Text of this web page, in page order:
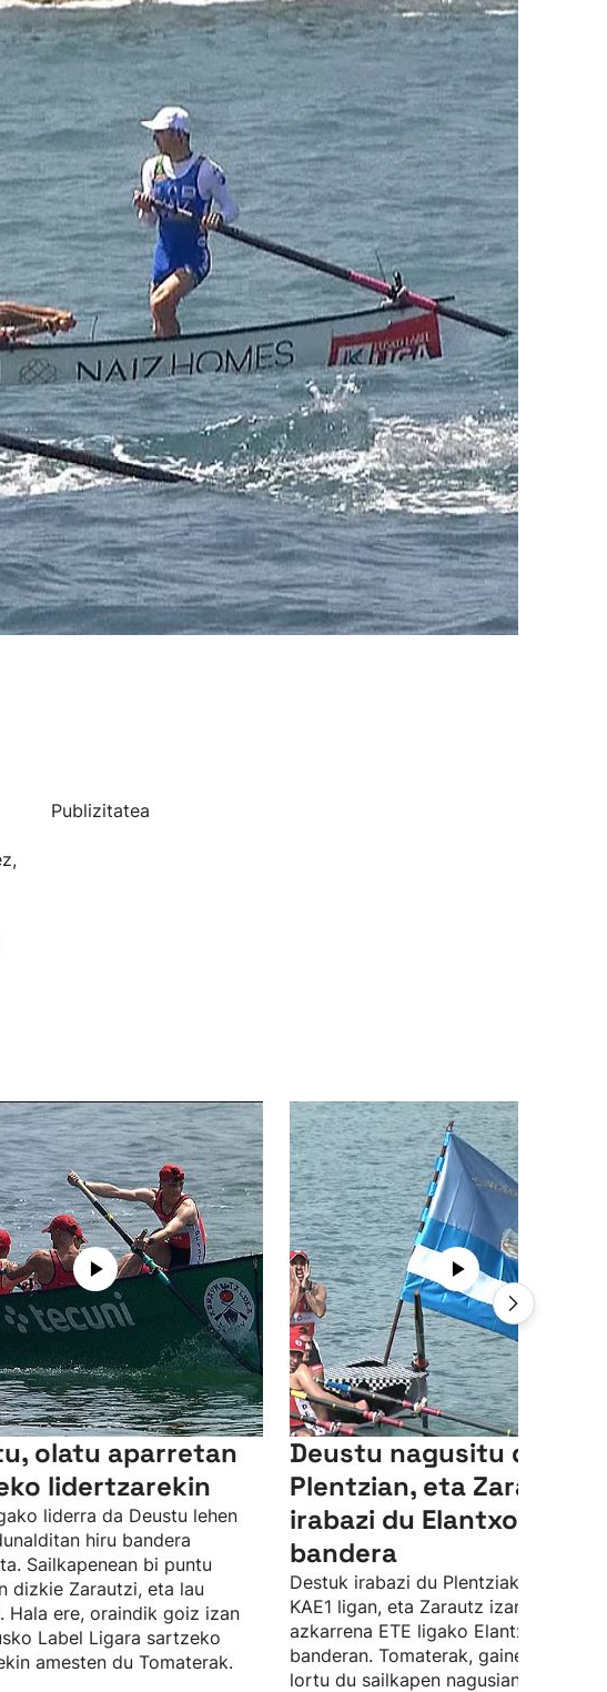
Publizitatea
olatu aparretan
lidertzarekin
liderra da Deustu lehen
hiru bandera
Sailkapenean bi puntu
dizkie Zarautzi, eta lau
Hala ere, oraindik goiz izan
Label Ligara sartzeko
amesten du Tomaterak.
Deustu nagusitu da
Plentzian, eta Zarautzek
irabazi du Elantxobeko
bandera
Destuk irabazi du Plentziako
KAE1 ligan, eta Zarautz izan da
azkarrena ETE ligako Elantxobeko
banderan. Tomaterak, gainera,
lortu du sailkapen nagusian bigarren